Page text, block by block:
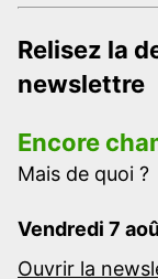
Relisez la
newslettre
Encore
Mais de quoi ?
Vendredi 7
Ouvrir la